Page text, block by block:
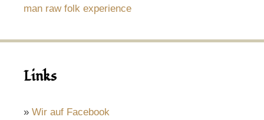
man raw folk experience
Links
» Wir auf Facebook